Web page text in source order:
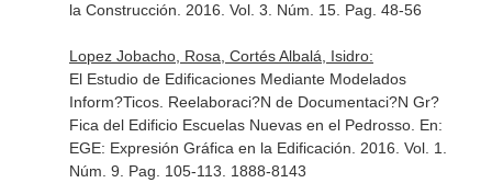
la Construcción . 2016. Vol. 3. Núm. 15. Pag. 48-56
Lopez Jobacho, Rosa, Cortés Albalá, Isidro:
El Estudio de Edificaciones Mediante Modelados
Inform?Ticos. Reelaboraci?N de Documentaci?N Gr?
Fica del Edificio Escuelas Nuevas en el Pedrosso. En:
EGE: Expresión Gráfica en la Edificación . 2016. Vol. 1.
Núm. 9. Pag. 105-113. 1888-8143